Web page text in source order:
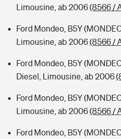
Limousine, ab 2006(8566 /
Ford Mondeo, B5Y
Limousine, ab 2006(8566 /
Ford Mondeo, B5Y
Diesel, Limousine, ab 2006
Ford Mondeo, B5Y
Limousine, ab 2006(8566 /
Ford Mondeo, B5Y